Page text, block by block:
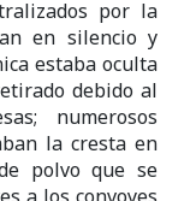
por la
en silencio y
estaba oculta
debido al
numerosos
la cresta en
polvo que se